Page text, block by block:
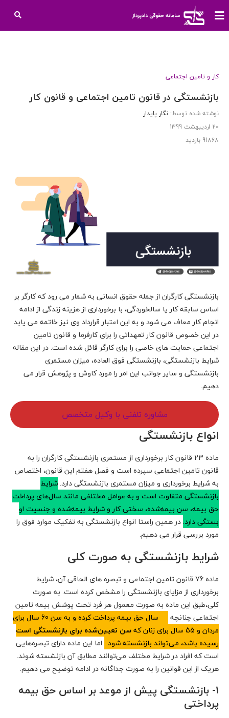
کار و تامین اجتماعی
بازنشستگی در قانون تامین اجتماعی و قانون کار
نوشته شده توسط: نگار پایدار
20 اردیبهشت 1399
91868 بازدید
بازنشستگی کارگران از جمله حقوق انسانی به شمار می رود که کارگر بر
اساس سابقه کار یا سالخوردگی، با برخورداری از هزینه زندگی از ادامه
انجام کار معاف می شود و به این اعتبار قرارداد وی نیز خاتمه می یابد.
در این خصوص قانون کار تعهداتی را برای کارفرما و قانون تامین
اجتماعی حمایت های خاصی را برای کارگر قائل شده است. در این مقاله
شرایط بازنشستگی، بازنشستگی فوق العاده، میزان مستمری
بازنشستگی و سایر جوانب این امر را مورد کاوش و پژوهش قرار می
دهیم.
مشاوره تلفنی با وکیل متخصص
انواع بازنشستگی
ماده 23 قانون کار برخورداری از مستمری بازنشستگی کارگران را به
قانون تامین اجتماعی سپرده است و فصل هفتم این قانون، اختصاص
به شرایط برخورداری و میزان مستمری بازنشستگی دارد. شرایط
بازنشستگی متفاوت است و به عوامل مختلفی مانند سال‌های پرداخت
حق بیمه، سن بیمه‌شده، سختی کار و شرایط بیمه‌شده و جنسیت او
بستگی دارد. در همین راستا انواع بازنشستگی به تفکیک موارد فوق را
مورد بررسی قرار می دهیم.
شرایط بازنشستگی به صورت کلی
ماده 76 قانون تامین اجتماعی و تبصره های الحاقی آن، شرایط
برخورداری از مزایای بازنشستگی را مشخص کرده است. به صورت
کلی،طبق این ماده به صورت معمول هر فرد تحت پوشش بیمه تامین
اجتماعی چنانچه
20 سال حق بیمه پرداخت کرده و به سن 60 سال برای
مردان و 55 سال برای زنان که
سن تعیین‌شده برای بازنشستگی است
رسیده باشد، می‌تواند بازنشسته شود. اما این ماده دارای تبصره‌هایی
است که افراد در شرایط مختلف می‌توانند مطابق آن بازنشسته شوند.
هریک از این قوانین را به صورت جداگانه در ادامه توضیح می دهیم.
1- بازنشستگی پیش از موعد بر اساس حق بیمه
پرداختی